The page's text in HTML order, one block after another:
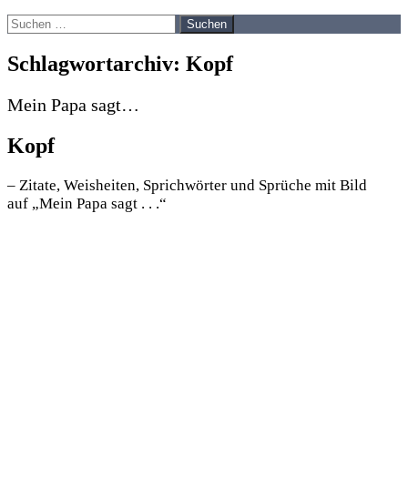
Suchen
nach:
Schlagwortarchiv: Kopf
Mein Papa sagt…
Kopf
– Zitate, Weisheiten, Sprichwörter und Sprüche mit Bild
auf „Mein Papa sagt . . .“